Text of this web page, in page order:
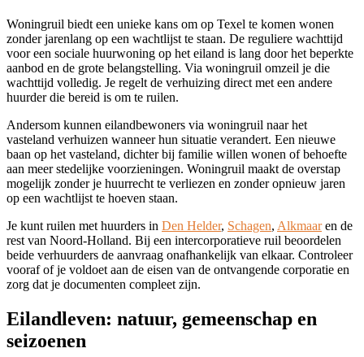
Woningruil biedt een unieke kans om op Texel te komen wonen
zonder jarenlang op een wachtlijst te staan. De reguliere wachttijd
voor een sociale huurwoning op het eiland is lang door het beperkte
aanbod en de grote belangstelling. Via woningruil omzeil je die
wachttijd volledig. Je regelt de verhuizing direct met een andere
huurder die bereid is om te ruilen.
Andersom kunnen eilandbewoners via woningruil naar het
vasteland verhuizen wanneer hun situatie verandert. Een nieuwe
baan op het vasteland, dichter bij familie willen wonen of behoefte
aan meer stedelijke voorzieningen. Woningruil maakt de overstap
mogelijk zonder je huurrecht te verliezen en zonder opnieuw jaren
op een wachtlijst te hoeven staan.
Je kunt ruilen met huurders in Den Helder, Schagen, Alkmaaren de
rest van Noord-Holland. Bij een intercorporatieve ruil beoordelen
beide verhuurders de aanvraag onafhankelijk van elkaar. Controleer
vooraf of je voldoet aan de eisen van de ontvangende corporatie en
zorg dat je documenten compleet zijn.
Eilandleven: natuur, gemeenschap en
seizoenen